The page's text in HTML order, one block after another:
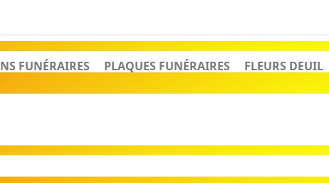
FUNÉRAIRES PLAQUES FUNÉRAIRES FLEURS DEUIL